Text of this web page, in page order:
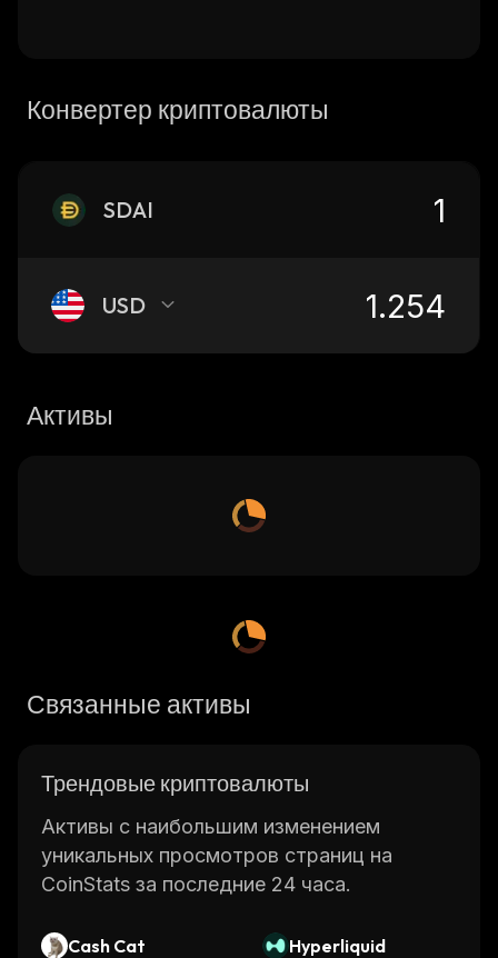
Конвертер криптовалюты
SDAI
USD
Активы
Связанные активы
Трендовые криптовалюты
Активы с наибольшим изменением
уникальных просмотров страниц на
CoinStats за последние 24 часа.
Cash Cat
Hyperliquid